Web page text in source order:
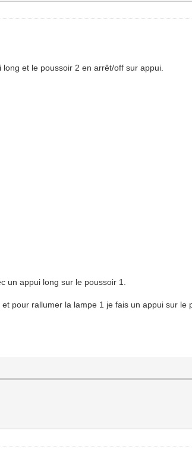
et le poussoir 2 en arrêt/off sur appui.
un appui long sur le poussoir 1.
pour rallumer la lampe 1 je fais un appui sur le